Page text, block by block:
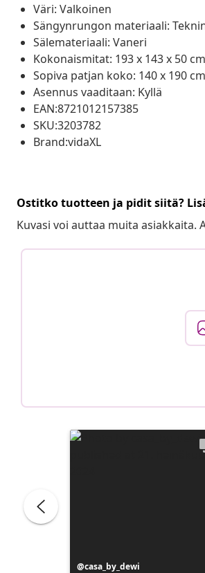
Väri: Valkoinen
Sängynrungon materiaali:
Sälemateriaali: Vaneri
Kokonaismitat: 193 x 143 x 50
Sopiva patjan koko: 140 x 190
Asennus vaaditaan: Kyllä
EAN:8721012157385
SKU:3203782
Brand:vidaXL
Ostitko tuotteen ja pidit siitä?
Kuvasi voi auttaa muita asiakkaita.
Julkaissut
casa_by_dewi